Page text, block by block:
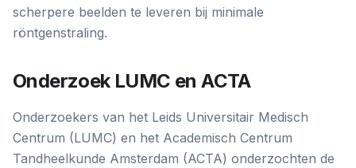
scherpere beelden te leveren bij minimale
röntgenstraling.
Onderzoek LUMC en ACTA
Onderzoekers van het Leids Universitair Medisch
Centrum (LUMC) en het Academisch Centrum
Tandheelkunde Amsterdam (ACTA) onderzochten de